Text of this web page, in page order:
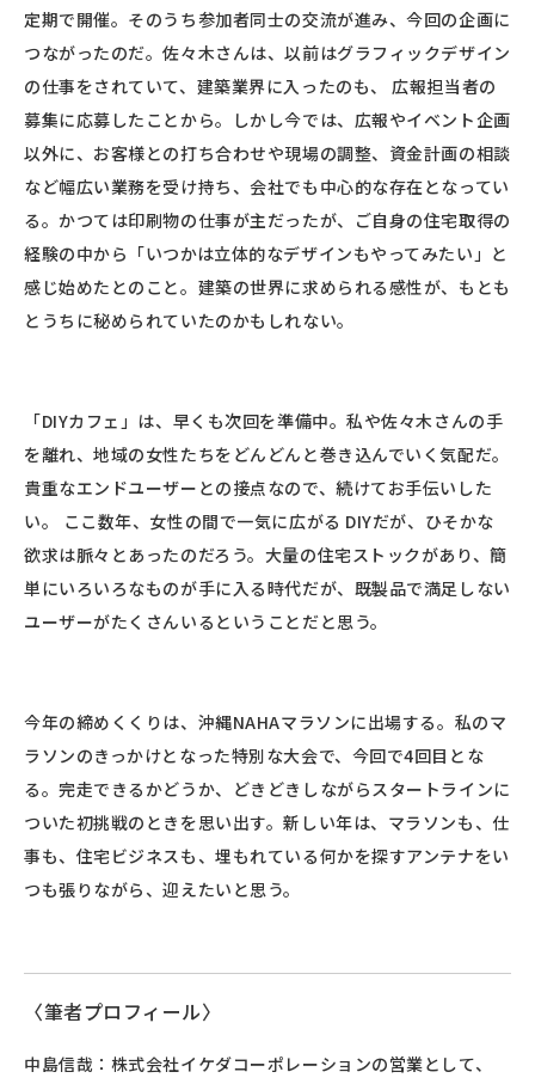
定期で開催。そのうち参加者同士の交流が進み、今回の企画に
つながったのだ。佐々木さんは、以前はグラフィックデザイン
の仕事をされていて、建築業界に入ったのも、 広報担当者の
募集に応募したことから。しかし今では、広報やイベント企画
以外に、お客様との打ち合わせや現場の調整、資金計画の相談
など幅広い業務を受け持ち、会社でも中心的な存在となってい
る。かつては印刷物の仕事が主だったが、ご自身の住宅取得の
経験の中から「いつかは立体的なデザインもやってみたい」と
感じ始めたとのこと。建築の世界に求められる感性が、もとも
とうちに秘められていたのかもしれない。
「DIYカフェ」は、早くも次回を準備中。私や佐々木さんの手
を離れ、地域の女性たちをどんどんと巻き込んでいく気配だ。
貴重なエンドユーザーとの接点なので、続けてお手伝いした
い。 ここ数年、女性の間で一気に広がる DIYだが、ひそかな
欲求は脈々とあったのだろう。大量の住宅ストックがあり、簡
単にいろいろなものが手に入る時代だが、既製品で満足しない
ユーザーがたくさんいるということだと思う。
今年の締めくくりは、沖縄NAHAマラソンに出場する。私のマ
ラソンのきっかけとなった特別な大会で、今回で4回目とな
る。完走できるかどうか、どきどきしながらスタートラインに
ついた初挑戦のときを思い出す。新しい年は、マラソンも、仕
事も、住宅ビジネスも、埋もれている何かを探すアンテナをい
つも張りながら、迎えたいと思う。
〈筆者プロフィール〉
中島信哉：株式会社イケダコーポレーションの営業として、